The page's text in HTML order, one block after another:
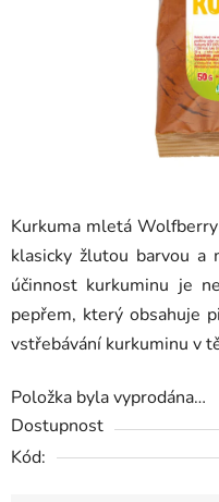
Kurkuma mletá
klasicky žlutou barvou a
účinnost kurkuminu je
pepřem, který obsahuje
vstřebávání kurkuminu v
Položka byla vyprodána…
Dostupnost
Kód: